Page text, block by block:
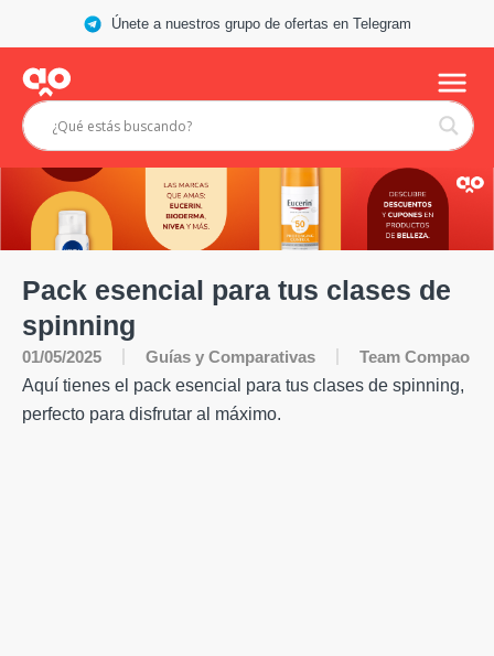
Únete a nuestros grupo de ofertas en Telegram
Pack esencial para tus clases de
spinning
01/05/2025 Guías y Comparativas
Team Compao
Aquí tienes el pack esencial para tus clases de spinning,
perfecto para disfrutar al máximo.